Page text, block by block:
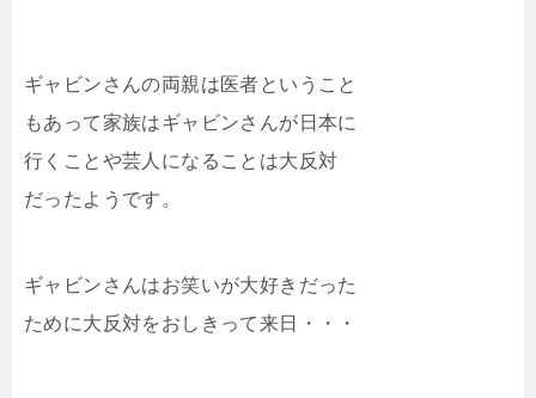
ギャビンさんの両親は医者ということ
もあって家族はギャビンさんが日本に
行くことや芸人になることは大反対
だったようです。
ギャビンさんはお笑いが大好きだった
ために大反対をおしきって来日・・・